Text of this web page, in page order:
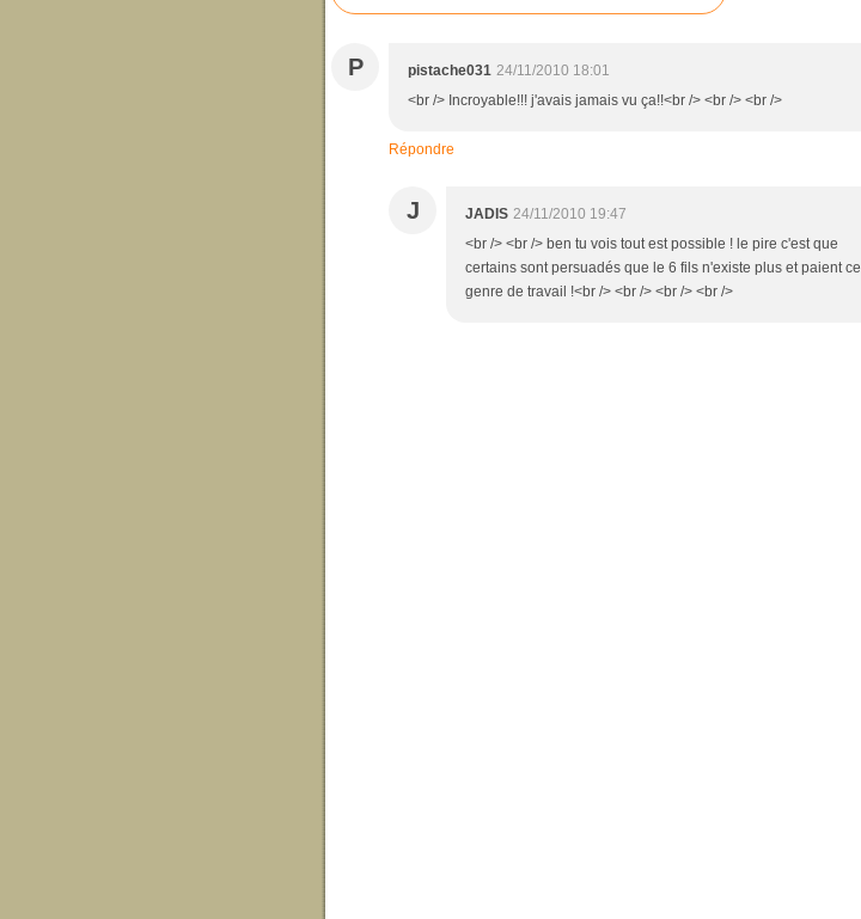
P pistache031 24/11/2010 18:01
<br /> Incroyable!!! j'avais jamais vu ça!!<br /> <br /> <br />
Répondre
J JADIS 24/11/2010 19:47
<br /> <br /> ben tu vois tout est possible ! le pire c'est que
certains sont persuadés que le 6 fils n'existe plus et paient ce
genre de travail !<br /> <br /> <br /> <br />